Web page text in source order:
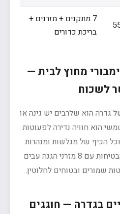
7 מתקנים + מזרנים +
בריכת כדורים
מחוץ לבית —
לשכוח
גדרה הוא שלרבים יש גינה או
הוא חוויה נדירה לפעוטות
הכיף של מגלשות ומנהרות
בסביבה הטבעית. חבילת הבטיחות עם 8 מזרני הגנה עבים
שמורים ובטוחים לחלוטין.
בגדרה — חוגגים